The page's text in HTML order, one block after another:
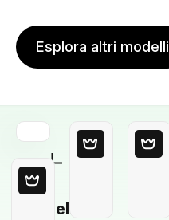
Esplora altri modelli
Modello